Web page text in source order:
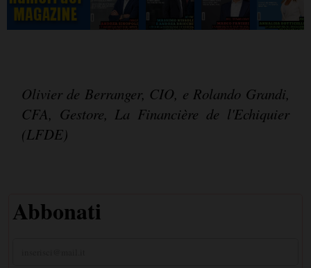
Olivier de Berranger, CIO, e Rolando Grandi,
CFA, Gestore, La Financière de l'Echiquier
(LFDE)